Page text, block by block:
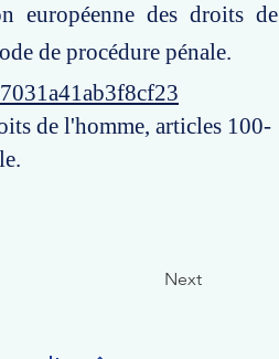
européenne des droits de
de procédure pénale.
de l'homme, articles 100-
Next